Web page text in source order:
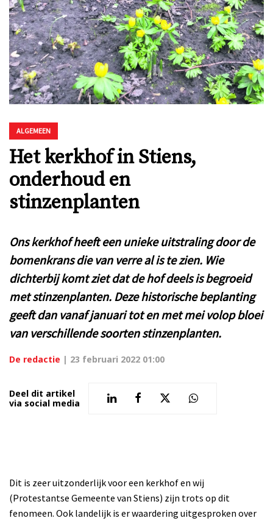
ALGEMEEN
Het kerkhof in Stiens,
onderhoud en
stinzenplanten
Ons kerkhof heeft een unieke uitstraling door de
bomenkrans die van verre al is te zien. Wie
dichterbij komt ziet dat de hof deels is begroeid
met stinzenplanten. Deze historische beplanting
geeft dan vanaf januari tot en met mei volop bloei
van verschillende soorten stinzenplanten.
De redactie | 23 februari 2022 01:00
Deel dit artikel
via social media
Dit is zeer uitzonderlijk voor een kerkhof en wij
(Protestantse Gemeente van Stiens) zijn trots op dit
fenomeen. Ook landelijk is er waardering uitgesproken over